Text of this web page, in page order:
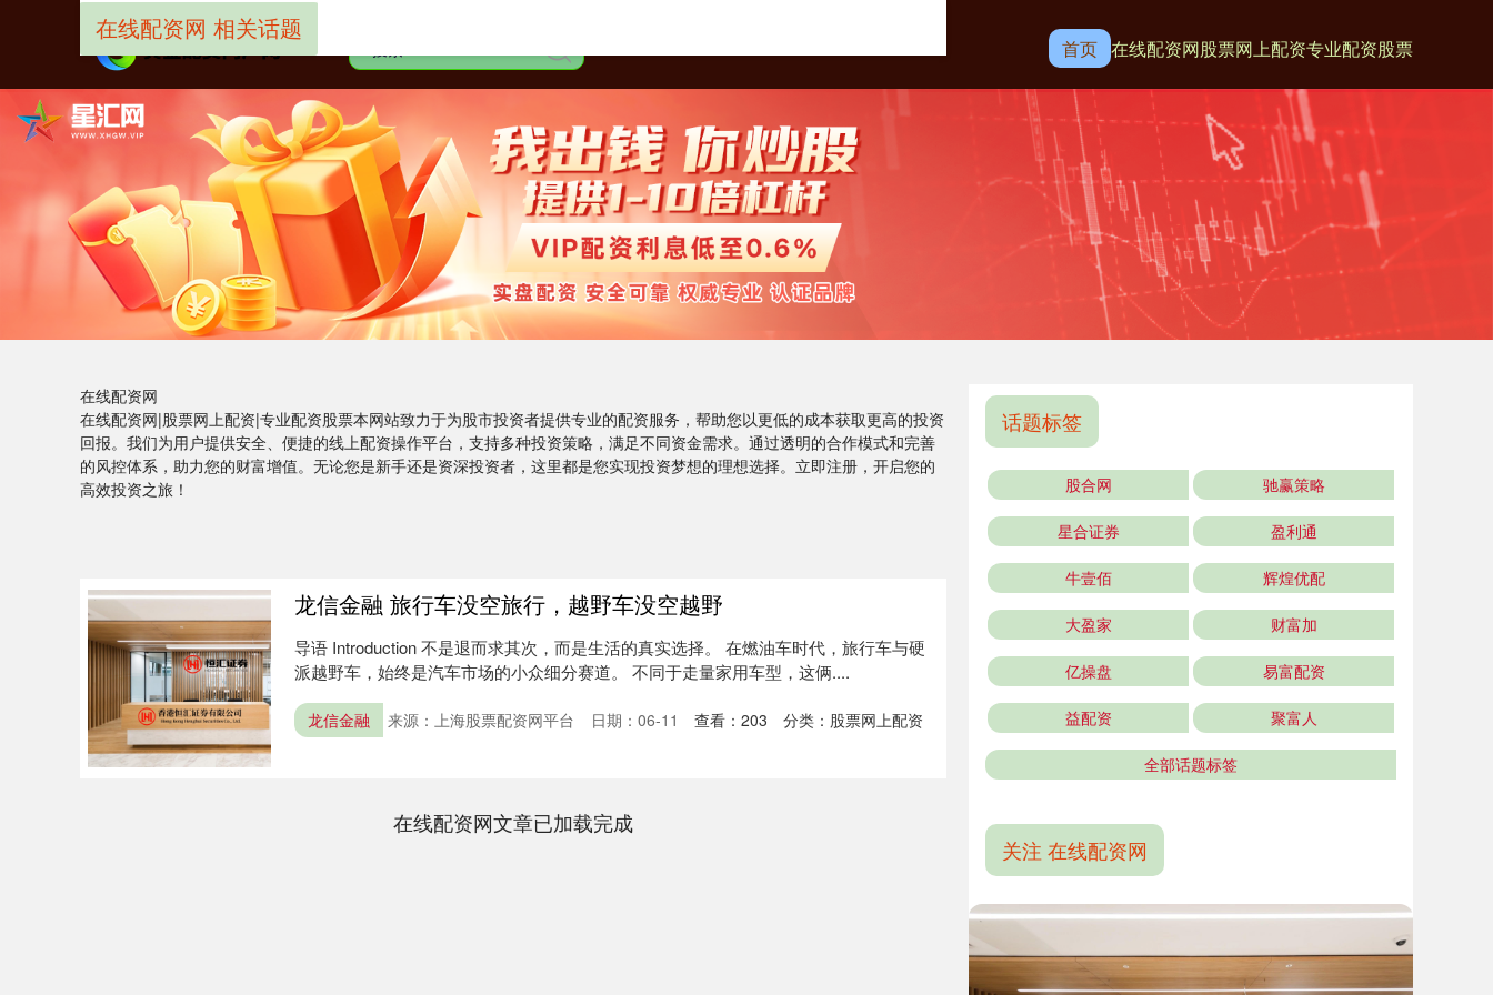
首页 在线配资网股票网上配资专业配资股票
在线配资网
在线配资网|股票网上配资|专业配资股票本网站致力于为股市投资者提供专业的配资服务，帮助您以更低的成本获取更高的投资
回报。我们为用户提供安全、便捷的线上配资操作平台，支持多种投资策略，满足不同资金需求。通过透明的合作模式和完善
的风控体系，助力您的财富增值。无论您是新手还是资深投资者，这里都是您实现投资梦想的理想选择。立即注册，开启您的
高效投资之旅！
在线配资网 相关话题
龙信金融 旅行车没空旅行，越野车没空越野
导语 Introduction 不是退而求其次，而是生活的真实选择。 在燃油车时代，旅行车与硬
派越野车，始终是汽车市场的小众细分赛道。 不同于走量家用车型，这俩....
龙信金融 来源：上海股票配资网平台 日期：06-11 查看： 203 分类： 股票网上配资
在线配资网文章已加载完成
话题标签
股合网 驰赢策略
星合证券 盈利通
牛壹佰 辉煌优配
大盈家 财富加
亿操盘 易富配资
益配资 聚富人
全部话题标签
关注 在线配资网